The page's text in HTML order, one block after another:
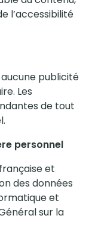
l’accessibilité
aucune publicité
Les
de tout
personnel
et
des données
et
sur la